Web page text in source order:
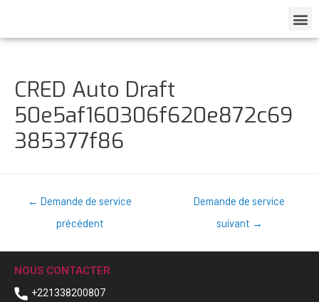
CRED Auto Draft
50e5af160306f620e872c69
385377f86
← Demande de service
précédent
Demande de service
suivant →
NOUS CONTACTER
+221338200807